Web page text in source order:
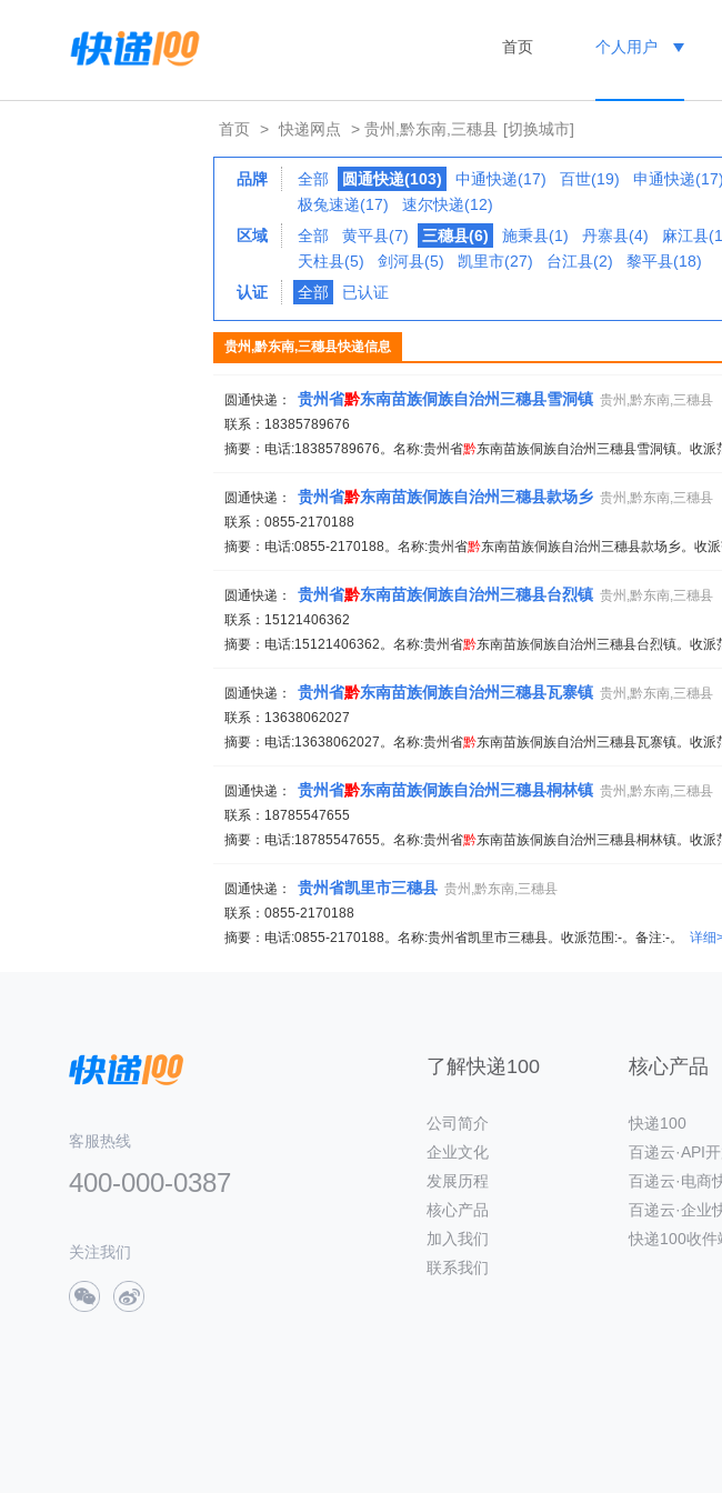
首页 个人用户
首页 > 快递网点 > 贵州,黔东南,三穗县 [切换城市]
品牌 全部 圆通快递(103) 中通快递(17) 百世(19) 申通快递(17)
极兔速递(17)
速尔快递(12)
区域
全部 黄平县(7) 三穗县(6) 施秉县(1) 丹寨县(4) 麻江县
天柱县(5)
剑河县(5) 凯里市(27) 台江县(2)
黎平县(18)
认证
全部 已认证
贵州,黔东南,三穗县快递信息
圆通快递： 贵州省黔东南苗族侗族自治州三穗县雪洞镇 贵州,黔东南,三穗县
联系：18385789676
摘要：电话:18385789676。名称:贵州省黔东南苗族侗族自治州三穗县雪洞镇。收派
圆通快递： 贵州省黔东南苗族侗族自治州三穗县款场乡 贵州,黔东南,三穗县
联系：0855-2170188
摘要：电话:0855-2170188。名称:贵州省黔东南苗族侗族自治州三穗县款场乡。收
圆通快递： 贵州省黔东南苗族侗族自治州三穗县台烈镇 贵州,黔东南,三穗县
联系：15121406362
摘要：电话:15121406362。名称:贵州省黔东南苗族侗族自治州三穗县台烈镇。收派
圆通快递： 贵州省黔东南苗族侗族自治州三穗县瓦寨镇 贵州,黔东南,三穗县
联系：13638062027
摘要：电话:13638062027。名称:贵州省黔东南苗族侗族自治州三穗县瓦寨镇。收派
圆通快递： 贵州省黔东南苗族侗族自治州三穗县桐林镇 贵州,黔东南,三穗县
联系：18785547655
摘要：电话:18785547655。名称:贵州省黔东南苗族侗族自治州三穗县桐林镇。收派
圆通快递： 贵州省凯里市三穗县 贵州,黔东南,三穗县
联系：0855-2170188
摘要：电话:0855-2170188。名称:贵州省凯里市三穗县。收派范围:-。备注:-。 详细
客服热线
400-000-0387
关注我们
了解快递100
公司简介
企业文化
发展历程
核心产品
加入我们
联系我们
核心产品
快递100
百递云·API
百递云·电商
百递云·企业
快递100收件